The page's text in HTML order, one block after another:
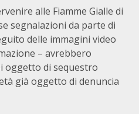
alle Fiamme Gialle di
segnalazioni da parte di
delle immagini video
– avrebbero
oggetto di sequestro
già oggetto di denuncia